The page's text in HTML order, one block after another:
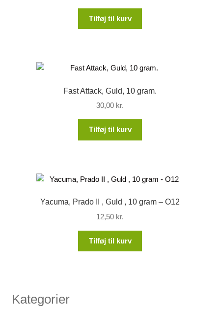
Tilføj til kurv
Fast Attack, Guld, 10 gram.
30,00 kr.
Tilføj til kurv
Yacuma, Prado II , Guld , 10 gram – O12
12,50 kr.
Tilføj til kurv
Kategorier